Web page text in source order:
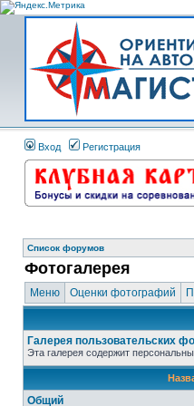
Вход Регистрация
Список форумов
Фотогалерея
Меню Оценки фотографий
Галерея пользовательских
Эта галерея содержит
Общий